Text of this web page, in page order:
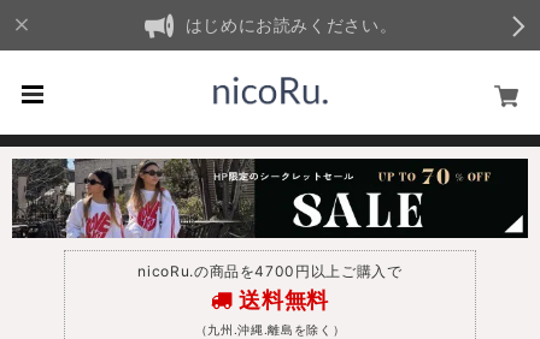
はじめにお読みください。
nicoRu.の商品を4700円以上ご購入で
送料無料
（九州.沖縄.離島を除く）